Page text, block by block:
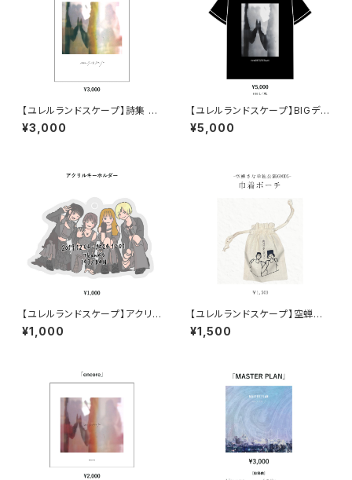
【ユレルランドスケープ】詩集 「L
ast word」
¥3,000
【ユレルランドスケープ】BIGデ
ザインTシャツ
¥5,000
【ユレルランドスケープ】アクリル
キーホルダー
¥1,000
【ユレルランドスケープ】空蝉さ
な・巾着ポーチ
¥1,500